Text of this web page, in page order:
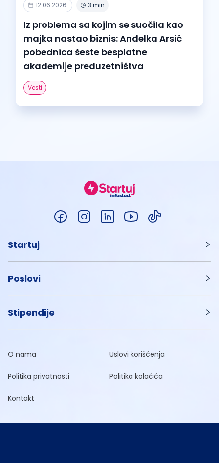
12.06.2026. 3 min
Iz problema sa kojim se suočila kao
majka nastao biznis: Anđelka Arsić
pobednica šeste besplatne
akademije preduzetništva
Vesti
Startuj
Poslovi
Stipendije
O nama Uslovi korišćenja
Politika privatnosti Politika kolačića
Kontakt